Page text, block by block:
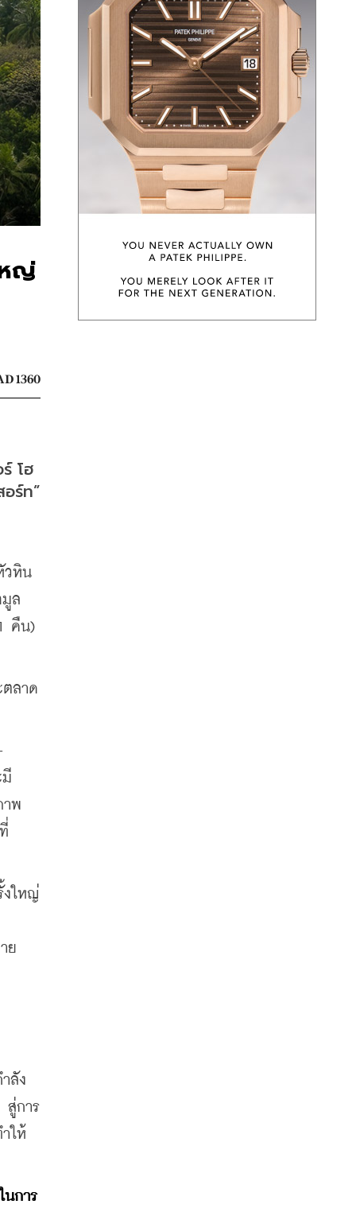
หญ่
1360
โฮ
ร์ท”
วหิน
มูล
คืน)
ลาด
มี
าพ
งใหญ่
ย
ลัง
สู่การ
ให้
นการ